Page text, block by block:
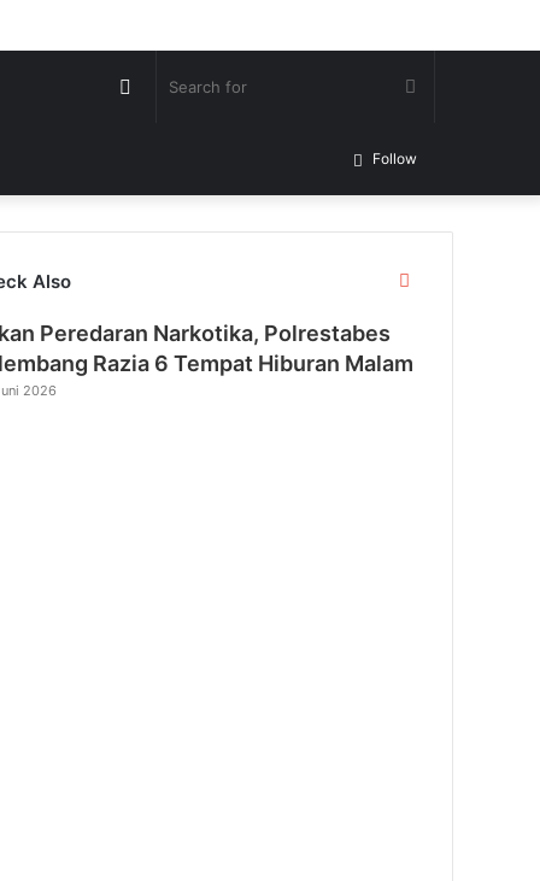
Search
for
Random
Follow
Also Close
Peredaran Narkotika, Polrestabes
Razia 6 Tempat Hiburan Malam
2026